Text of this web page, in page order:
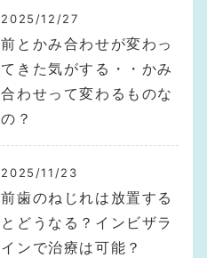
2025/12/27
前とかみ合わせが変わっ
てきた気がする・・かみ
合わせって変わるものな
の？
2025/11/23
前歯のねじれは放置する
とどうなる？インビザラ
インで治療は可能？